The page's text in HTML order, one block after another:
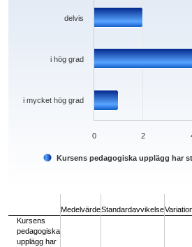
Kursens pedagogiska upplägg har
i mycket hög grad
i hög grad
delvis
0 2
MedelvärdeStandardavvikelse
Kursens
pedagogiska
upplägg har